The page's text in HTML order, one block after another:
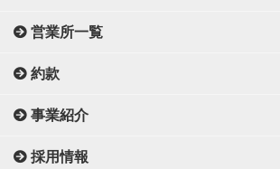
営業所一覧
約款
事業紹介
採用情報